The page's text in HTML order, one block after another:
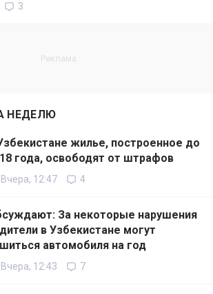
3
НЕДЕЛЮ
жилье, построенное до
года, освободят от штрафов
Вчера, 12:47 4
За некоторые нарушения
в Узбекистане могут
автомобиля на год
Вчера, 12:43 7